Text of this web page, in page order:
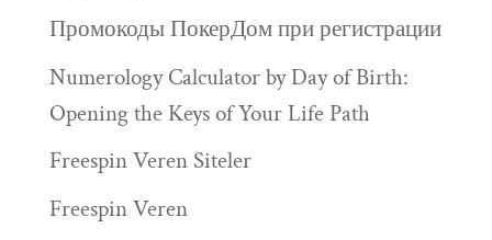
Промокоды ПокерДом при регистрации
Numerology Calculator by Day of Birth:
Opening the Keys of Your Life Path
Freespin Veren Siteler
Freespin Veren